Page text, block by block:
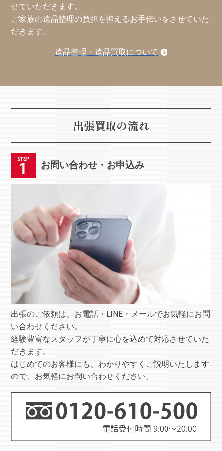
せていただきます。
ご家族の遺品整理の負担を抑えるお手伝いをさせていた
だきます。
遺品整理・遺品買取について
出張買取の流れ
お問い合わせ・お申込み
出張のご依頼は、お電話・LINE・メールでお気軽にお問
い合わせください。
経験豊富なスタッフが丁寧に心を込めて対応させていた
だきます。
はじめてのお客様にも、わかりやすくご説明いたします
ので、お気軽にお問い合わせください。